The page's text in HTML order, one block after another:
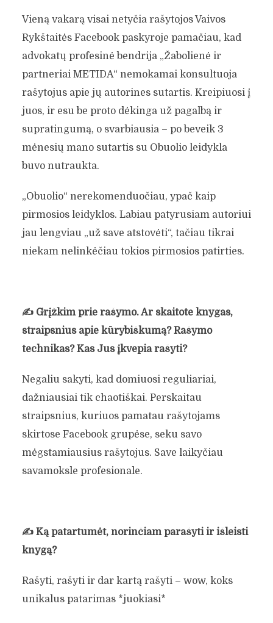
Vieną vakarą visai netyčia rašytojos Vaivos
Rykštaitės Facebook paskyroje pamačiau, kad
advokatų profesinė bendrija „Žabolienė ir
partneriai METIDA“ nemokamai konsultuoja
rašytojus apie jų autorines sutartis. Kreipiuosi į
juos, ir esu be proto dėkinga už pagalbą ir
supratingumą, o svarbiausia – po beveik 3
mėnesių mano sutartis su Obuolio leidykla
buvo nutraukta.
„Obuolio“ nerekomenduočiau, ypač kaip
pirmosios leidyklos. Labiau patyrusiam autoriui
jau lengviau „už save atstovėti“, tačiau tikrai
niekam nelinkėčiau tokios pirmosios patirties.
✍️ Grįžkim prie rašymo. Ar skaitote knygas,
straipsnius apie kūrybiškumą? Rašymo
technikas? Kas Jus įkvepia rašyti?
Negaliu sakyti, kad domiuosi reguliariai,
dažniausiai tik chaotiškai. Perskaitau
straipsnius, kuriuos pamatau rašytojams
skirtose Facebook grupėse, seku savo
mėgstamiausius rašytojus. Save laikyčiau
savamoksle profesionale.
✍️ Ką patartumėt, norinčiam parašyti ir išleisti
knygą?
Rašyti, rašyti ir dar kartą rašyti – wow, koks
unikalus patarimas *juokiasi*